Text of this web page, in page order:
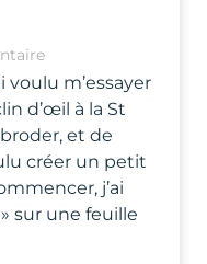
voulu m’essayer
d’œil à la St
et de
créer un petit
j’ai
sur une feuille